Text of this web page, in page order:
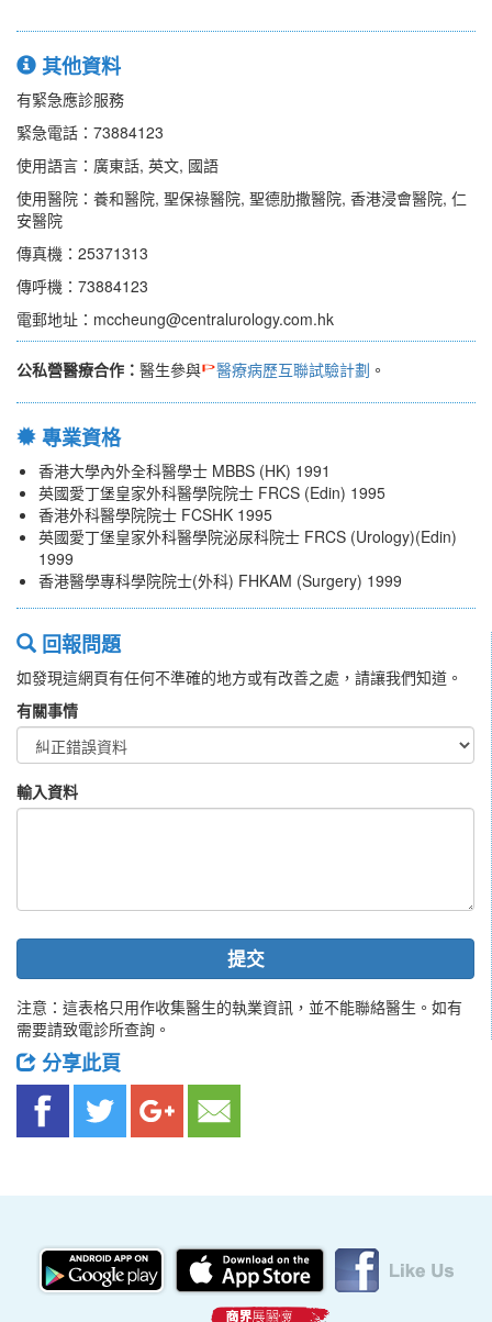
其他資料
有緊急應診服務
緊急電話：73884123
使用語言：廣東話, 英文, 國語
使用醫院：養和醫院, 聖保祿醫院, 聖德肋撒醫院, 香港浸會醫院, 仁
安醫院
傳真機：25371313
傳呼機：73884123
電郵地址：mccheung@centralurology.com.hk
公私營醫療合作： 醫生參與 醫療病歷互聯試驗計劃 。
專業資格
香港大學內外全科醫學士 MBBS (HK) 1991
英國愛丁堡皇家外科醫學院院士 FRCS (Edin) 1995
香港外科醫學院院士 FCSHK 1995
英國愛丁堡皇家外科醫學院泌尿科院士 FRCS (Urology)(Edin)
1999
香港醫學專科學院院士(外科) FHKAM (Surgery) 1999
回報問題
如發現這網頁有任何不準確的地方或有改善之處，請讓我們知道。
有關事情
輸入資料
提交
注意：這表格只用作收集醫生的執業資訊，並不能聯絡醫生。如有
需要請致電診所查詢。
分享此頁